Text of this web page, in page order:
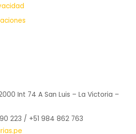
Int 74 A San Luis – La Victoria –
223 / +51 984 862 763